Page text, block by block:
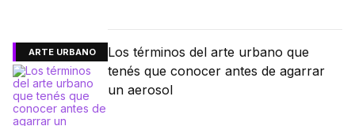
ARTE URBANO
Los términos del arte urbano que
tenés que conocer antes de agarrar
un aerosol